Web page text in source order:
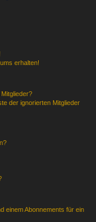
erhalten!
der ignorierten Mitglieder
einem Abonnements für ein